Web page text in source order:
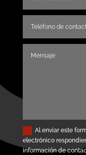
Al enviar este
electrónico
información de